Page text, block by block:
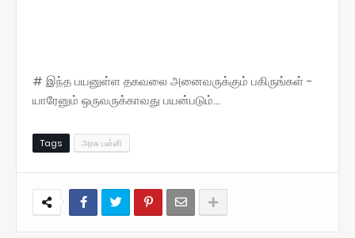
# இந்த பயனுள்ள தகவலை அனைவருக்கும் பகிருங்கள் -
யாரேனும் ஒருவருக்காவது பயன்படும்...
Tags அரசு பள்ளி